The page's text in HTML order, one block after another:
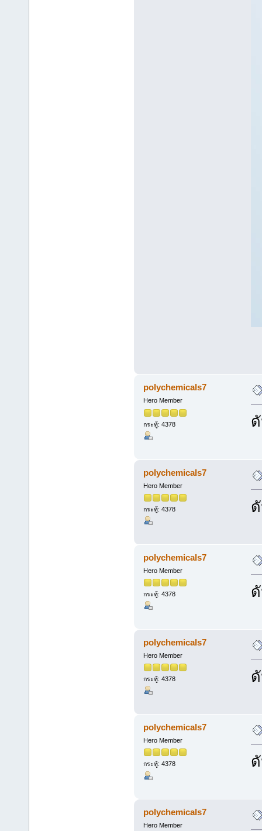
polychemicals7
Hero Member
กระทู้: 4378
polychemicals7
Hero Member
กระทู้: 4378
polychemicals7
Hero Member
กระทู้: 4378
polychemicals7
Hero Member
กระทู้: 4378
polychemicals7
Hero Member
กระทู้: 4378
polychemicals7
Hero Member